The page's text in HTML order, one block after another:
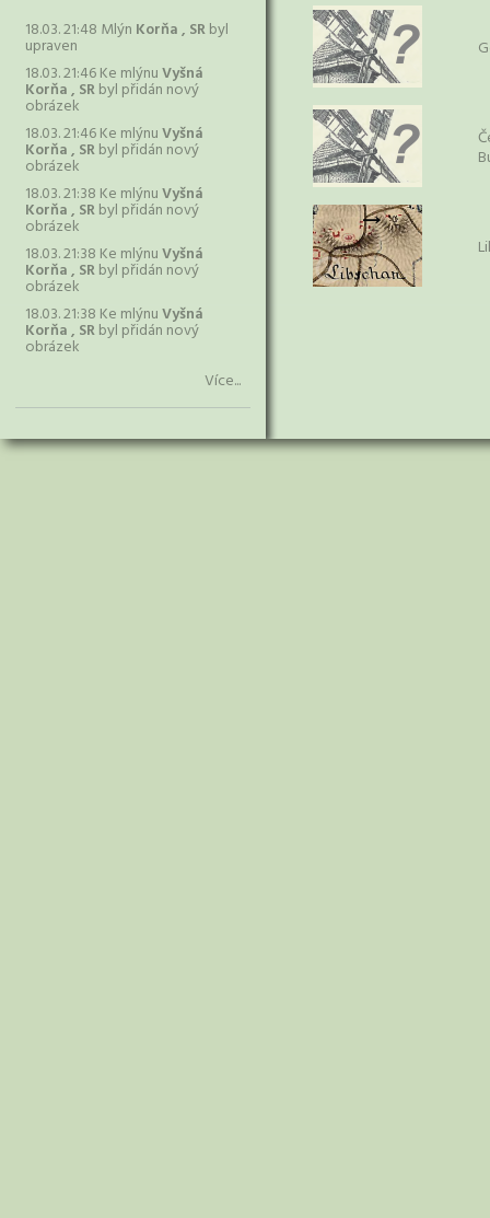
18.03. 21:48 Mlýn Korňa , SRbyl
upraven
18.03. 21:46 Ke mlýnuVyšná
Korňa , SRbyl přidán nový
obrázek
18.03. 21:46 Ke mlýnuVyšná
Korňa , SRbyl přidán nový
obrázek
18.03. 21:38 Ke mlýnuVyšná
Korňa , SRbyl přidán nový
obrázek
18.03. 21:38 Ke mlýnuVyšná
Korňa , SRbyl přidán nový
obrázek
18.03. 21:38 Ke mlýnuVyšná
Korňa , SRbyl přidán nový
obrázek
Více...